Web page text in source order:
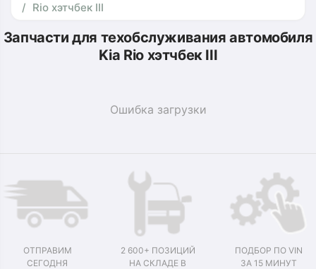
Rio хэтчбек III
Запчасти для техобслуживания автомобиля
Kia Rio хэтчбек III
Ошибка загрузки
ОТПРАВИМ
СЕГОДНЯ
2 600+ ПОЗИЦИЙ
НА СКЛАДЕ В
ПОДБОР ПО VIN
ЗА 15 МИНУТ